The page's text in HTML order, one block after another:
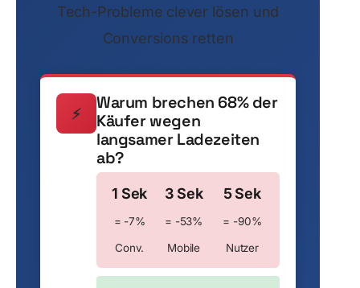
Tech-Probleme clever lösen und
Conversions retten
⚡
Warum brechen 68% der
Käufer wegen
langsamer Ladezeiten
ab?
1 Sek
= -7%
Conv.
3 Sek
= -53%
Mobile
5 Sek
= -90%
Nutzer